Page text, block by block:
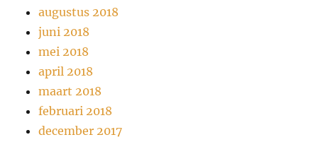
augustus 2018
juni 2018
mei 2018
april 2018
maart 2018
februari 2018
december 2017